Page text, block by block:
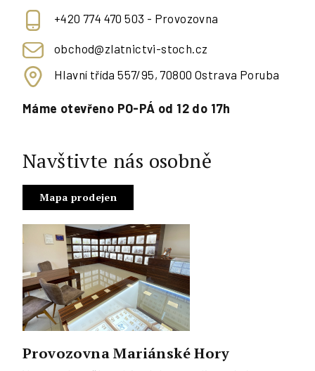
+420 774 470 503 - Provozovna
obchod@zlatnictvi-stoch.cz
Hlavní třída 557/95, 70800 Ostrava Poruba
Máme otevřeno PO-PÁ od 12 do 17h
Navštivte nás osobně
Mapa prodejen
Provozovna Mariánské Hory